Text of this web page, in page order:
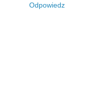
Odpowiedz